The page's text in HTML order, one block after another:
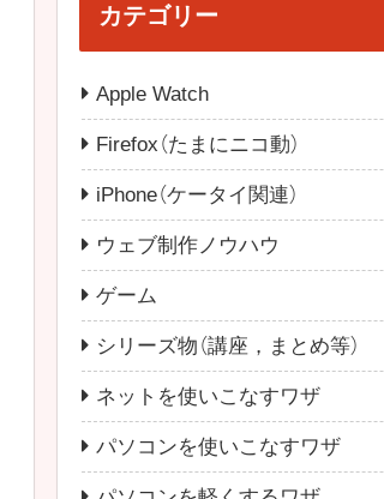
カテゴリー
Apple Watch
Firefox（たまにニコ動）
iPhone（ケータイ関連）
ウェブ制作ノウハウ
ゲーム
シリーズ物（講座，まとめ等）
ネットを使いこなすワザ
パソコンを使いこなすワザ